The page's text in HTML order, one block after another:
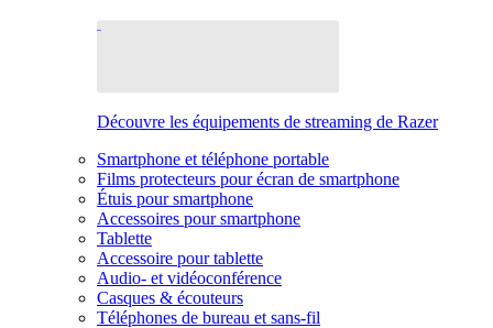
Découvre les équipements de streaming de Razer
Smartphone et téléphone portable
Films protecteurs pour écran de smartphone
Étuis pour smartphone
Accessoires pour smartphone
Tablette
Accessoire pour tablette
Audio- et vidéoconférence
Casques & écouteurs
Téléphones de bureau et sans-fil